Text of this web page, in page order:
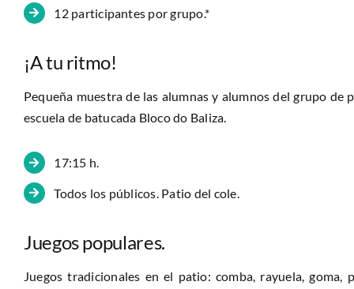
12 participantes por grupo.*
¡A tu ritmo!
Pequeña muestra de las alumnas y alumnos del grupo
escuela de batucada Bloco do Baliza.
17:15 h.
Todos los públicos. Patio del cole.
Juegos populares.
Juegos tradicionales en el patio: comba, rayuela,